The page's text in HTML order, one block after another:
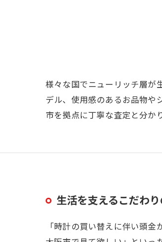
様々な国でニューリッチ層が
デル、使用感のあるお品物や
市を拠点に丁寧な査定と分か
生活を支えるこだわ
「時計の買い替えに伴い頭